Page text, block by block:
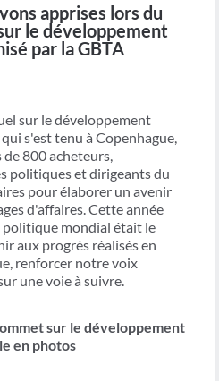
apprises lors du
le développement
par la GBTA
sur le développement
s'est tenu à Copenhague,
800 acheteurs,
politiques et dirigeants du
pour élaborer un avenir
d'affaires. Cette année
politique mondial était le
aux progrès réalisés en
renforcer notre voix
une voie à suivre.
sur le développement
en photos